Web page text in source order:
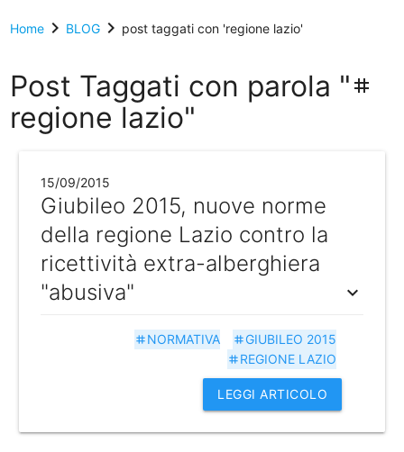
Homechevron_right BLOGchevron_right post taggati con 'regione lazio'
Post Taggati con parola " tag
regione lazio"
15/09/2015
Giubileo 2015, nuove norme
della regione Lazio contro la
ricettività extra-alberghiera
"abusiva"
expand_more
tag GIUBILEO 2015
tag NORMATIVA
tag REGIONE LAZIO
LEGGI ARTICOLO